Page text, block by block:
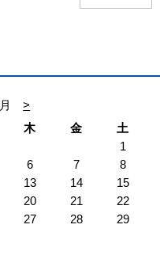
>
木 金
土
1
6 7
8
13 14
15
20 21
22
27 28
29